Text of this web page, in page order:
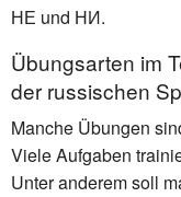
НЕ und НИ.
Übungsarten im
der russischen
Manche Übungen
Viele Aufgaben
Unter anderem soll